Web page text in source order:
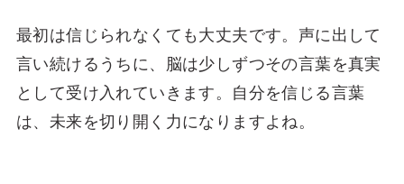
最初は信じられなくても大丈夫です。声に出して
言い続けるうちに、脳は少しずつその言葉を真実
として受け入れていきます。自分を信じる言葉
は、未来を切り開く力になりますよね。